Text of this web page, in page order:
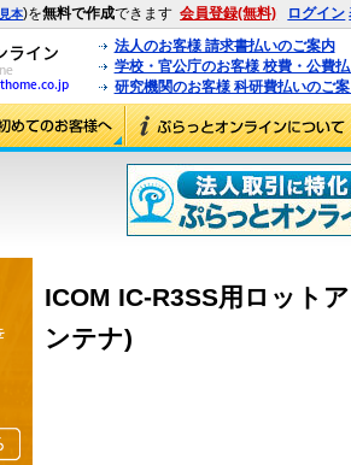
見本)を無料で作成できます 会員登録(無料) ログイン
法人のお客様 請求書払いのご案内
学校・官公庁のお客様 校費・公費
研究機関のお客様 科研費払いのご
ICOM IC-R3SS用ロット
ンテナ)